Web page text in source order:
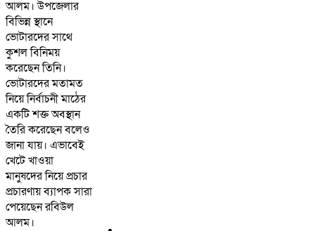
আলম। উপজেলার
বিভিন্ন স্থানে
ভোটারদের সাথে
কুশল বিনিময়
করেছেন তিনি।
ভোটারদের মতামত
নিয়ে নির্বাচনী মাঠের
একটি শক্ত অবস্থান
তৈরি করেছেন বলেও
জানা যায়। এভাবেই
খেটে খাওয়া
মানুষদের নিয়ে প্রচার
প্রচারণায় ব্যাপক সারা
পেয়েছেন রবিউল
আলম।